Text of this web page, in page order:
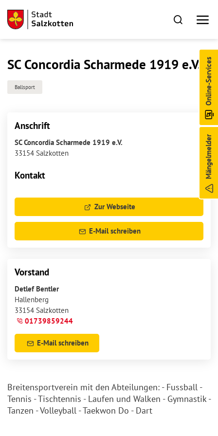
Mängelmelder
Online-Services
SC Concordia Scharmede 1919 e.V.
Ballsport
Breitensportverein mit den Abteilungen: - Fussball -
Tennis - Tischtennis - Laufen und Walken - Gymnastik -
Tanzen - Volleyball - Taekwon Do - Dart
Anschrift
SC Concordia Scharmede 1919 e.V.
33154 Salzkotten
Kontakt
Zur Webseite
E-Mail schreiben
Vorstand
Detlef Bentler
Hallenberg
33154 Salzkotten
01739859244
E-Mail schreiben